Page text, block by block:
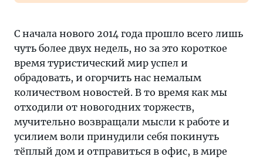
С начала нового 2014 года прошло всего лишь
чуть более двух недель, но за это короткое
время туристический мир успел и
обрадовать, и огорчить нас немалым
количеством новостей. В то время как мы
отходили от новогодних торжеств,
мучительно возвращали мысли к работе и
усилием воли принудили себя покинуть
тёплый дом и отправиться в офис, в мире